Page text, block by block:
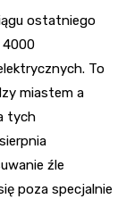
ostatniego
4000
To
miastem a
tych
źle
poza specjalnie